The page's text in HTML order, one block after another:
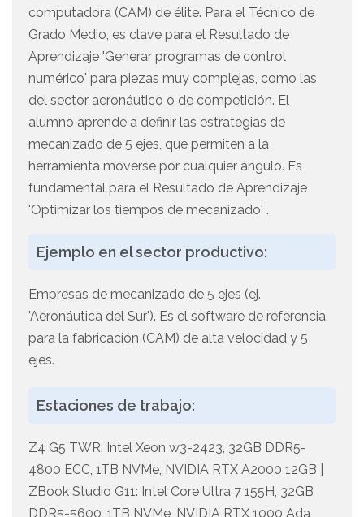
computadora (CAM) de élite. Para el Técnico de
Grado Medio, es clave para el Resultado de
Aprendizaje 'Generar programas de control
numérico' para piezas muy complejas, como las
del sector aeronáutico o de competición. El
alumno aprende a definir las estrategias de
mecanizado de 5 ejes, que permiten a la
herramienta moverse por cualquier ángulo. Es
fundamental para el Resultado de Aprendizaje
'Optimizar los tiempos de mecanizado' .
Ejemplo en el sector productivo:
Empresas de mecanizado de 5 ejes (ej.
'Aeronáutica del Sur'). Es el software de referencia
para la fabricación (CAM) de alta velocidad y 5
ejes.
Estaciones de trabajo:
Z4 G5 TWR: Intel Xeon w3-2423, 32GB DDR5-
4800 ECC, 1TB NVMe, NVIDIA RTX A2000 12GB |
ZBook Studio G11: Intel Core Ultra 7 155H, 32GB
DDR5-5600, 1TB NVMe, NVIDIA RTX 1000 Ada